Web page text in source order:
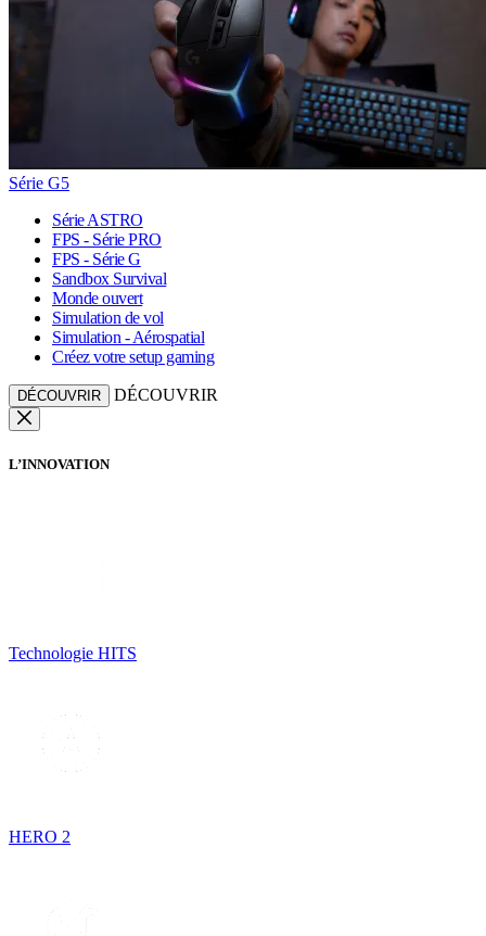
Série G5
Série ASTRO
FPS - Série PRO
FPS - Série G
Sandbox Survival
Monde ouvert
Simulation de vol
Simulation - Aérospatial
Créez votre setup gaming
DÉCOUVRIR DÉCOUVRIR
L’INNOVATION
Technologie HITS
HERO 2